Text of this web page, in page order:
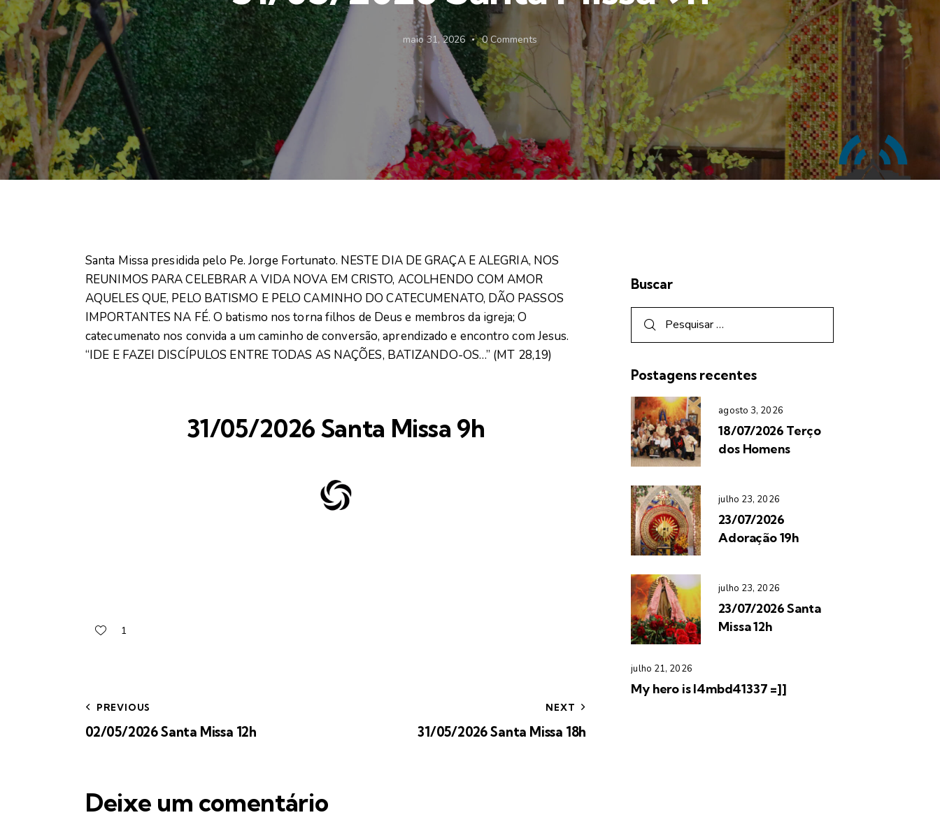
maio 31, 2026 0 Comments
Santa Missa presidida pelo Pe. Jorge Fortunato. NESTE DIA DE GRAÇA E ALEGRIA, NOS
REUNIMOS PARA CELEBRAR A VIDA NOVA EM CRISTO, ACOLHENDO COM AMOR
AQUELES QUE, PELO BATISMO E PELO CAMINHO DO CATECUMENATO, DÃO PASSOS
IMPORTANTES NA FÉ. O batismo nos torna filhos de Deus e membros da igreja; O
catecumenato nos convida a um caminho de conversão, aprendizado e encontro com Jesus.
“IDE E FAZEI DISCÍPULOS ENTRE TODAS AS NAÇÕES, BATIZANDO-OS…” (MT 28,19)
31/05/2026 Santa Missa 9h
1
PREVIOUS
02/05/2026 Santa Missa 12h
NEXT
31/05/2026 Santa Missa 18h
Deixe um comentário
Buscar
Postagens recentes
agosto 3, 2026
18/07/2026 Terço
dos Homens
julho 23, 2026
23/07/2026
Adoração 19h
julho 23, 2026
23/07/2026 Santa
Missa 12h
julho 21, 2026
My hero is l4mbd41337 =]]